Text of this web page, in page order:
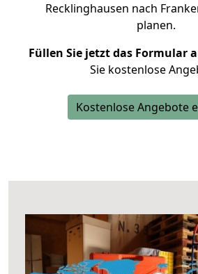
Recklinghausen nach
planen.
Füllen Sie jetzt das Formular
Sie kostenlose
Kostenlose Angebote